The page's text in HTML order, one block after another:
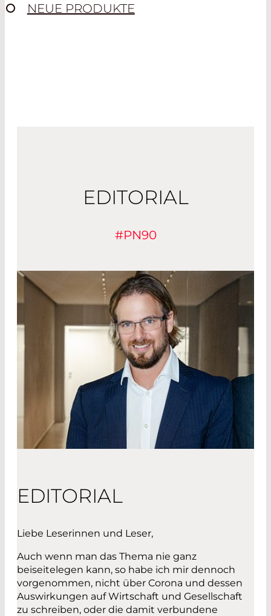
NEUE PRODUKTE
EDITORIAL
#PN90
EDITORIAL
Liebe Leserinnen und Leser,
Auch wenn man das Thema nie ganz
beiseitelegen kann, so habe ich mir dennoch
vorgenommen, nicht über Corona und dessen
Auswirkungen auf Wirtschaft und Gesellschaft
zu schreiben, oder die damit verbundene